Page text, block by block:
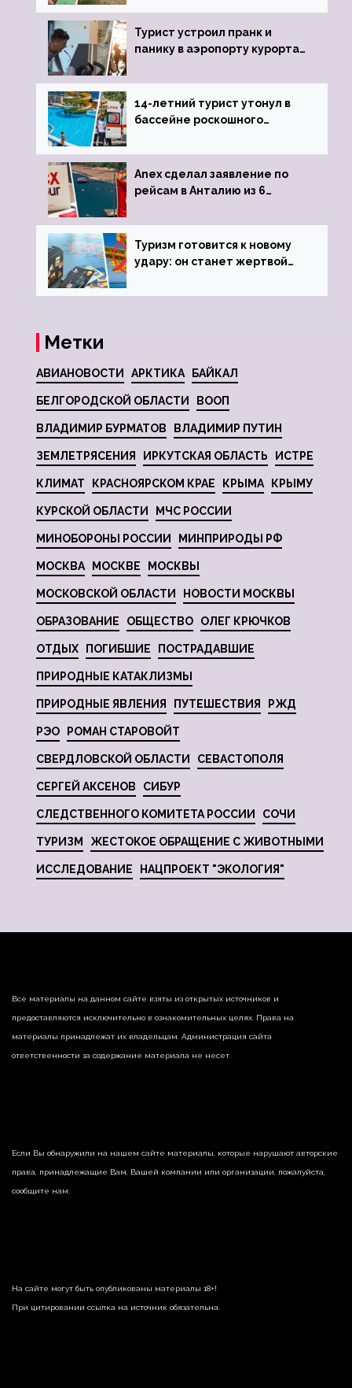
виз
Турист устроил пранк и
панику в аэропорту курорта,
задержке рейса
14-летний турист утонул в
бассейне роскошного
Anex сделал заявление по
рейсам в Анталию из 6
Туризм готовится к новому
удару: он станет жертвой
Метки
АВИАНОВОСТИ АРКТИКА БАЙКАЛ
БЕЛГОРОДСКОЙ ОБЛАСТИ ВООП
ВЛАДИМИР БУРМАТОВ ВЛАДИМИР ПУТИН
ЗЕМЛЕТРЯСЕНИЯ ИРКУТСКАЯ ОБЛАСТЬ ИСТРЕ
КЛИМАТ КРАСНОЯРСКОМ КРАЕ КРЫМА КРЫМУ
КУРСКОЙ ОБЛАСТИ МЧС РОССИИ
МИНОБОРОНЫ РОССИИ МИНПРИРОДЫ РФ
МОСКВА МОСКВЕ МОСКВЫ
МОСКОВСКОЙ ОБЛАСТИ НОВОСТИ МОСКВЫ
ОБРАЗОВАНИЕ ОБЩЕСТВО ОЛЕГ КРЮЧКОВ
ОТДЫХ ПОГИБШИЕ ПОСТРАДАВШИЕ
ПРИРОДНЫЕ КАТАКЛИЗМЫ
ПРИРОДНЫЕ ЯВЛЕНИЯ ПУТЕШЕСТВИЯ РЖД
РЭО РОМАН СТАРОВОЙТ
СВЕРДЛОВСКОЙ ОБЛАСТИ СЕВАСТОПОЛЯ
СЕРГЕЙ АКСЕНОВ СИБУР
СЛЕДСТВЕННОГО КОМИТЕТА РОССИИ СОЧИ
ТУРИЗМ ЖЕСТОКОЕ ОБРАЩЕНИЕ С ЖИВОТНЫМИ
ИССЛЕДОВАНИЕ НАЦПРОЕКТ "ЭКОЛОГИЯ"
Все материалы на данном сайте взяты из открытых источников и
предоставляются исключительно в ознакомительных целях. Права на
материалы принадлежат их владельцам. Администрация сайта
ответственности за содержание материала не несет.
Если Вы обнаружили на нашем сайте материалы, которые нарушают авторские
права, принадлежащие Вам, Вашей компании или организации, пожалуйста,
сообщите нам.
На сайте могут быть опубликованы материалы 18+!
При цитировании ссылка на источник обязательна.